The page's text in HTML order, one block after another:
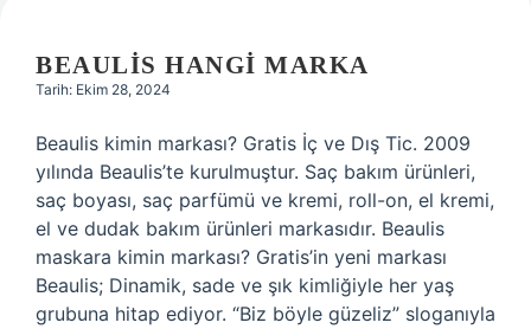
BEAULIS HANGI MARKA
Tarih: Ekim 28, 2024
Beaulis kimin markası? Gratis İç ve Dış Tic. 2009
yılında Beaulis’te kurulmuştur. Saç bakım ürünleri,
saç boyası, saç parfümü ve kremi, roll-on, el kremi,
el ve dudak bakım ürünleri markasıdır. Beaulis
maskara kimin markası? Gratis’in yeni markası
Beaulis; Dinamik, sade ve şık kimliğiyle her yaş
grubuna hitap ediyor. “Biz böyle güzeliz” sloganıyla